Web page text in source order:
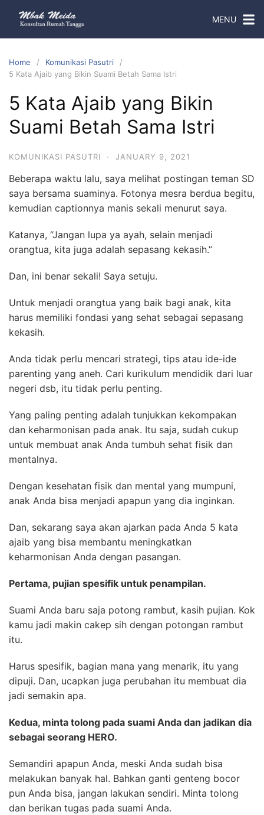
MENU
Home
Komunikasi Pasutri
5 Kata Ajaib yang Bikin Suami Betah Sama Istri
5 Kata Ajaib yang Bikin
Suami Betah Sama Istri
KOMUNIKASI PASUTRI · JANUARY 9, 2021
Beberapa waktu lalu, saya melihat postingan teman SD
saya bersama suaminya. Fotonya mesra berdua begitu,
kemudian captionnya manis sekali menurut saya.
Katanya, “Jangan lupa ya ayah, selain menjadi
orangtua, kita juga adalah sepasang kekasih.”
Dan, ini benar sekali! Saya setuju.
Untuk menjadi orangtua yang baik bagi anak, kita
harus memiliki fondasi yang sehat sebagai sepasang
kekasih.
Anda tidak perlu mencari strategi, tips atau ide-ide
parenting yang aneh. Cari kurikulum mendidik dari luar
negeri dsb, itu tidak perlu penting.
Yang paling penting adalah tunjukkan kekompakan
dan keharmonisan pada anak. Itu saja, sudah cukup
untuk membuat anak Anda tumbuh sehat fisik dan
mentalnya.
Dengan kesehatan fisik dan mental yang mumpuni,
anak Anda bisa menjadi apapun yang dia inginkan.
Dan, sekarang saya akan ajarkan pada Anda 5 kata
ajaib yang bisa membantu meningkatkan
keharmonisan Anda dengan pasangan.
Pertama, pujian spesifik untuk penampilan.
Suami Anda baru saja potong rambut, kasih pujian. Kok
kamu jadi makin cakep sih dengan potongan rambut
itu.
Harus spesifik, bagian mana yang menarik, itu yang
dipuji. Dan, ucapkan juga perubahan itu membuat dia
jadi semakin apa.
Kedua, minta tolong pada suami Anda dan jadikan dia
sebagai seorang HERO.
Semandiri apapun Anda, meski Anda sudah bisa
melakukan banyak hal. Bahkan ganti genteng bocor
pun Anda bisa, jangan lakukan sendiri. Minta tolong
dan berikan tugas pada suami Anda.